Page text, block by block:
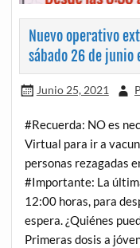
Nuevo operativo
sábado 26 de junio
Junio 25, 2021
#Recuerda: NO es
Virtual para ir a
personas rezagadas
#Importante: La
12:00 horas, para
espera. ¿Quiénes
Primeras dosis a